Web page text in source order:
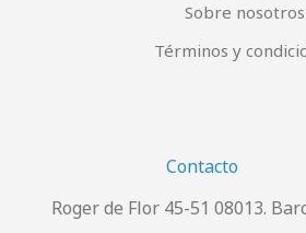
Sobre nosotros
Términos y
Contacto
Roger de Flor 45-51 08013.